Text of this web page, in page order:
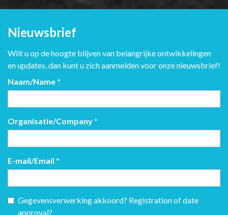
Nieuwsbrief
Wilt u op de hoogte blijven van belangrijke ontwikkelingen
en updates, dan kunt u zich aanmelden voor onze nieuwsbrief!
Naam/Name *
Organisatie/Company *
E-mail/Email *
Gegevensverwerking akkoord? Registration of date
approval?